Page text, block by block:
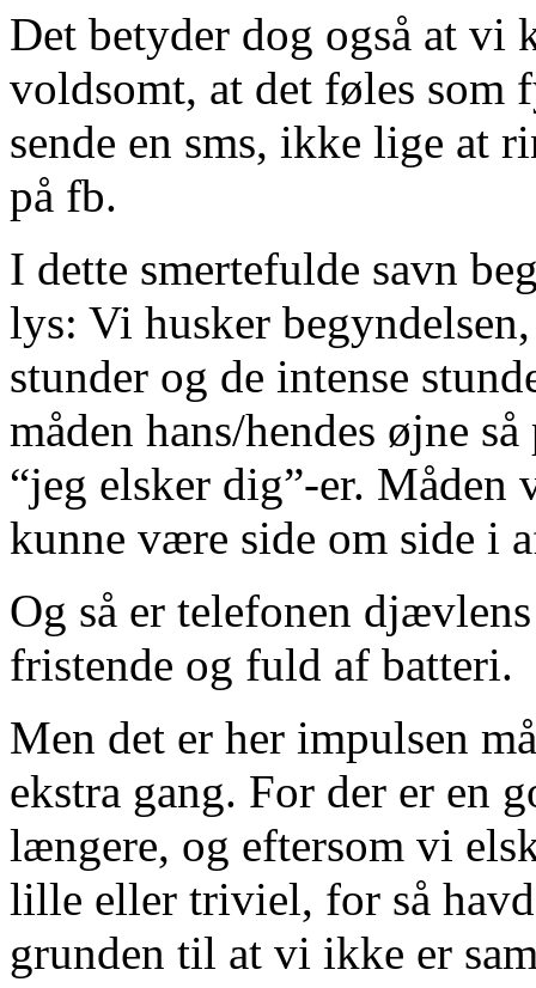
Det betyder dog også at vi
voldsomt, at det føles som
sende en sms, ikke lige at
på fb.
I dette smertefulde savn
lys: Vi husker
stunder og de intense
måden hans/hendes øjne
“jeg elsker dig”-er.
kunne være side om side i
Og så er telefonen
fristende og fuld af batteri.
Men det er her impulsen
ekstra gang. For der er en
længere, og eftersom vi
lille eller triviel, for så
grunden til at vi ikke er